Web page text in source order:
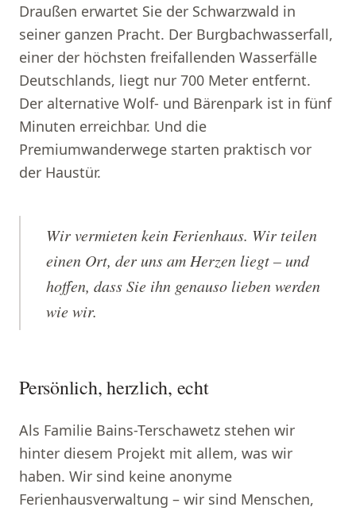
Draußen erwartet Sie der Schwarzwald in
seiner ganzen Pracht. Der Burgbachwasserfall,
einer der höchsten freifallenden Wasserfälle
Deutschlands, liegt nur 700 Meter entfernt.
Der alternative Wolf- und Bärenpark ist in fünf
Minuten erreichbar. Und die
Premiumwanderwege starten praktisch vor
der Haustür.
Wir vermieten kein Ferienhaus. Wir teilen
einen Ort, der uns am Herzen liegt – und
hoffen, dass Sie ihn genauso lieben werden
wie wir.
Persönlich, herzlich, echt
Als Familie Bains-Terschawetz stehen wir
hinter diesem Projekt mit allem, was wir
haben. Wir sind keine anonyme
Ferienhausverwaltung – wir sind Menschen,